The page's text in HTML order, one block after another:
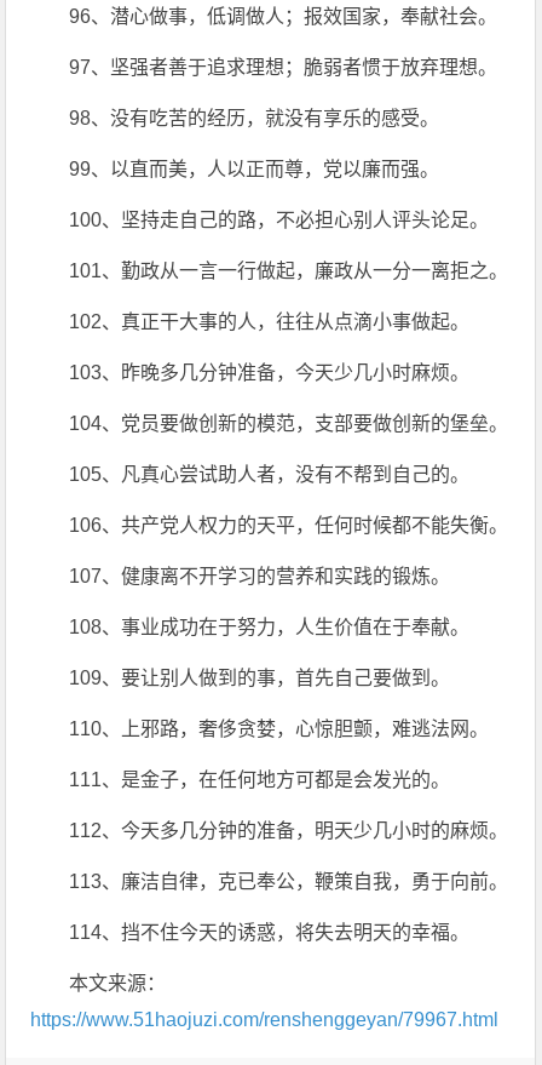
96、潜心做事，低调做人；报效国家，奉献社会。
97、坚强者善于追求理想；脆弱者惯于放弃理想。
98、没有吃苦的经历，就没有享乐的感受。
99、以直而美，人以正而尊，党以廉而强。
100、坚持走自己的路，不必担心别人评头论足。
101、勤政从一言一行做起，廉政从一分一离拒之。
102、真正干大事的人，往往从点滴小事做起。
103、昨晚多几分钟准备，今天少几小时麻烦。
104、党员要做创新的模范，支部要做创新的堡垒。
105、凡真心尝试助人者，没有不帮到自己的。
106、共产党人权力的天平，任何时候都不能失衡。
107、健康离不开学习的营养和实践的锻炼。
108、事业成功在于努力，人生价值在于奉献。
109、要让别人做到的事，首先自己要做到。
110、上邪路，奢侈贪婪，心惊胆颤，难逃法网。
111、是金子，在任何地方可都是会发光的。
112、今天多几分钟的准备，明天少几小时的麻烦。
113、廉洁自律，克已奉公，鞭策自我，勇于向前。
114、挡不住今天的诱惑，将失去明天的幸福。
本文来源：
https://www.51haojuzi.com/renshenggeyan/79967.html